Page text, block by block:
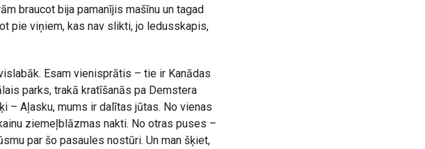
braucot bija pamanījis mašīnu un tagad
pie viņiem, kas nav slikti, jo ledusskapis,
Esam vienisprātis – tie ir Kanādas
parks, trakā kratīšanās pa Demstera
– Aļasku, mums ir dalītas jūtas. No vienas
ziemeļblāzmas nakti. No otras puses –
par šo pasaules nostūri. Un man šķiet,